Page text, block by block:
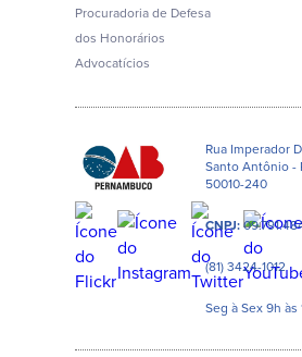
Procuradoria de Defesa
dos Honorários
Advocatícios
Rua Imperador
Santo Antônio -
50010-240
CNPJ:
(81) 3424-1012
Seg à Sex 9h às